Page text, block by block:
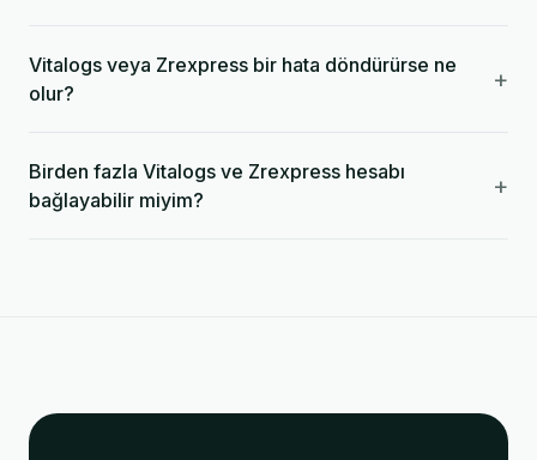
Vitalogs veya Zrexpress bir hata döndürürse ne
olur?
+
Birden fazla Vitalogs ve Zrexpress hesabı
bağlayabilir miyim?
+